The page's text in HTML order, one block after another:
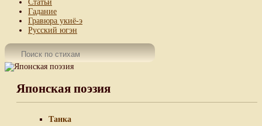
Статьи
Гадание
Гравюра укиё-э
Русский югэн
Японская поэзия
Танка